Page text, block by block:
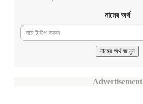
নামের অর্থ
Advertisement